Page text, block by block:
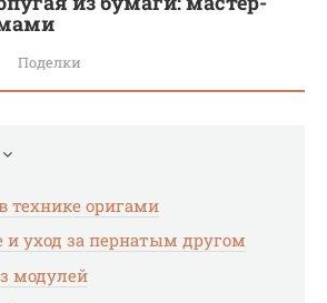
Поделки
технике оригами
и уход за пернатым другом
модулей